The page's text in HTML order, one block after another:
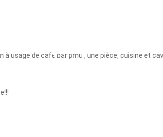
à usage de café bar pmu , une pièce, cuisine et